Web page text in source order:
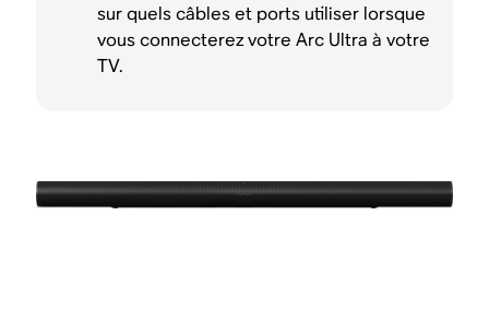
sur quels câbles et ports utiliser lorsque
vous connecterez votre Arc Ultra à votre
TV.